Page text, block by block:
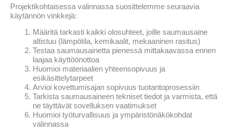
Projektikohtaisessa valinnassa suosittelemme seuraavia
käytännön vinkkejä:
Määritä tarkasti kaikki olosuhteet, joille saumausaine
altistuu (lämpötila, kemikaalit, mekaaninen rasitus)
Testaa saumausainetta pienessä mittakaavassa ennen
laajaa käyttöönottoa
Huomioi materiaalien yhteensopivuus ja
esikäsittelytarpeet
Arvioi kovettumisajan sopivuus tuotantoprosessiin
Tarkista saumausaineen tekniset tiedot ja varmista, että
ne täyttävät sovelluksen vaatimukset
Huomioi työturvallisuus ja ympäristönäkökohdat
valinnassa